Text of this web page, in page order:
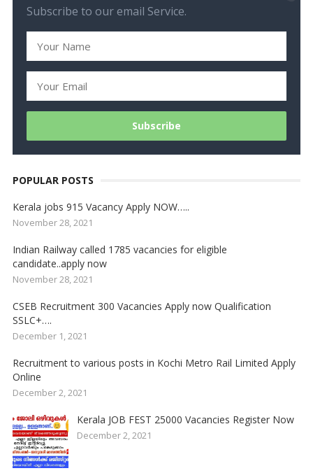
Subscribe to our email Service.
POPULAR POSTS
Kerala jobs 915 Vacancy Apply NOW…..
November 28, 2021
Indian Railway called 1785 vacancies for eligible
candidate..apply now
November 28, 2021
CSEB Recruitment 300 Vacancies Apply now Qualification
SSLC+….
December 1, 2021
Recruitment to various posts in Kochi Metro Rail Limited Apply
Online
December 2, 2021
Kerala JOB FEST 25000 Vacancies Register Now
December 2, 2021